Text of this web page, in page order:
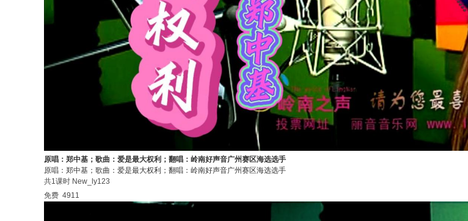
原唱：郑中基；歌曲：爱是最大权利；翻唱：岭南好声音广州赛区海选选手
原唱：郑中基；歌曲：爱是最大权利；翻唱：岭南好声音广州赛区海选选手
共1课时 New_ly123
免费 4911